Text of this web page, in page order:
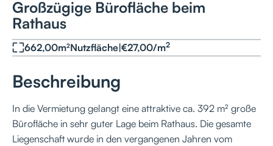
Großzügige Bürofläche beim
Rathaus
662,00m²Nutzfläche|€27,00/m2
Beschreibung
In die Vermietung gelangt eine attraktive ca. 392 m² große
Bürofläche in sehr guter Lage beim Rathaus. Die gesamte
Liegenschaft wurde in den vergangenen Jahren vom